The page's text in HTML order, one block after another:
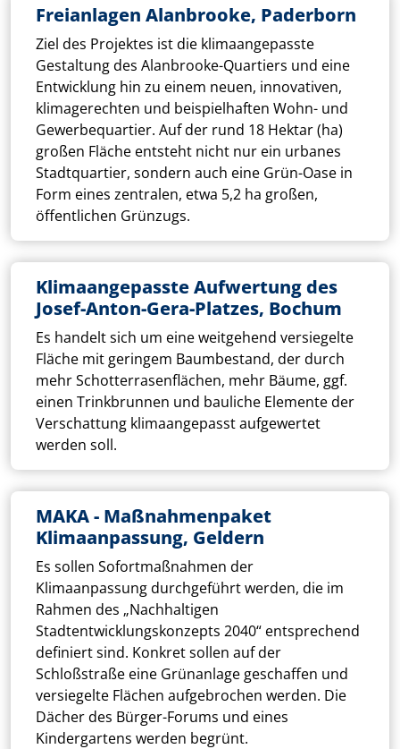
Freianlagen Alanbrooke, Paderborn
Ziel des Projektes ist die klimaangepasste
Gestaltung des Alanbrooke-Quartiers und eine
Entwicklung hin zu einem neuen, innovativen,
klimagerechten und beispielhaften Wohn- und
Gewerbequartier. Auf der rund 18 Hektar (ha)
großen Fläche entsteht nicht nur ein urbanes
Stadtquartier, sondern auch eine Grün-Oase in
Form eines zentralen, etwa 5,2 ha großen,
öffentlichen Grünzugs.
Klimaangepasste Aufwertung des
Josef-Anton-Gera-Platzes, Bochum
Es handelt sich um eine weitgehend versiegelte
Fläche mit geringem Baumbestand, der durch
mehr Schotterrasenflächen, mehr Bäume, ggf.
einen Trinkbrunnen und bauliche Elemente der
Verschattung klimaangepasst aufgewertet
werden soll.
MAKA - Maßnahmenpaket
Klimaanpassung, Geldern
Es sollen Sofortmaßnahmen der
Klimaanpassung durchgeführt werden, die im
Rahmen des „Nachhaltigen
Stadtentwicklungskonzepts 2040“ entsprechend
definiert sind. Konkret sollen auf der
Schloßstraße eine Grünanlage geschaffen und
versiegelte Flächen aufgebrochen werden. Die
Dächer des Bürger-Forums und eines
Kindergartens werden begrünt.